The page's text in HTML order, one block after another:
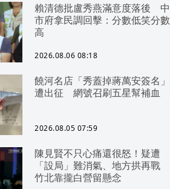
之下
賴清德批盧秀燕滿意度落後 中
市府拿民調回擊：分數低笑分數
高
2026.08.06 08:18
饒河名店「秀蓋掉蔣萬安簽名」
遭出征 網號召刷五星幫補血
2026.08.05 07:59
陳見賢不只心痛還很怒！疑遭
「設局」難消氣、地方拱再戰
竹北靠攏白營留懸念